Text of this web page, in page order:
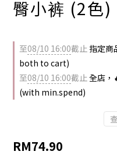
臀小裤​ (2色)
至08/10 16:00截止 指定商
both to cart)
至08/10 16:00截止全店，
(with min.spend)
RM74.90